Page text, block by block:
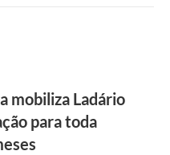
mobiliza Ladário
para toda